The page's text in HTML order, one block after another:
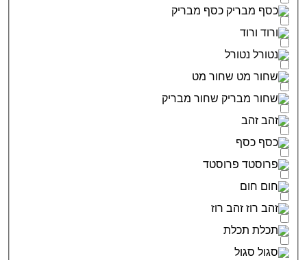
כסף מבריק
ורוד
נטורל
שחור מט
שחור מבריק
זהב
כסף
פרוסטד
חום
זהב רוז
תכלת
סגול